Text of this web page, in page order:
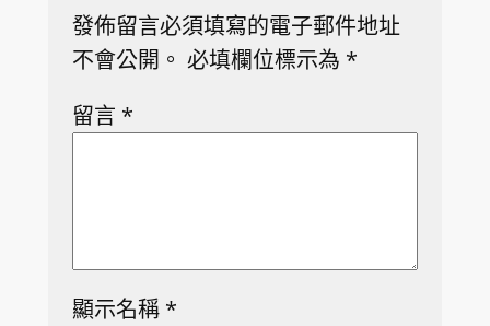
發佈留言必須填寫的電子郵件地址
不會公開。 必填欄位標示為 *
留言 *
顯示名稱 *